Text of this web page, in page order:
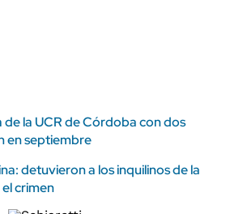
de la UCR de Córdoba con dos
en septiembre
detuvieron a los inquilinos de la
crimen